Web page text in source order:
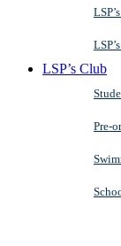
LSP’s Club
Pre-